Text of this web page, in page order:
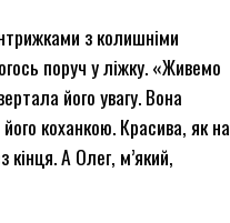
з колишніми
поруч у ліжку. «Живемо
його увагу. Вона
коханкою. Красива, як на
А Олег, м’який,